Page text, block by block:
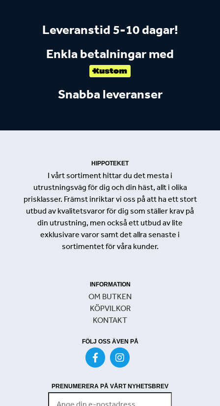
Leveranstid 5-10 dagar!
Enkla betalningar med
Snabba leveranser
HIPPOTEKET
I vårt sortiment hittar du det mesta i
utrustningsväg för dig och din häst, allt i olika
prisklasser. Främst inriktar vi oss på att ha ett stort
utbud av kvalitetsvaror för dig som ställer krav på
din utrustning, men också ett utbud av lite
exklusivare varor samt det allra senaste i
sortimentet för våra kunder.
INFORMATION
OM BUTKEN
KÖPVILKOR
KONTAKT
FÖLJ OSS ÄVEN PÅ
PRENUMERERA PÅ VÅRT NYHETSBREV